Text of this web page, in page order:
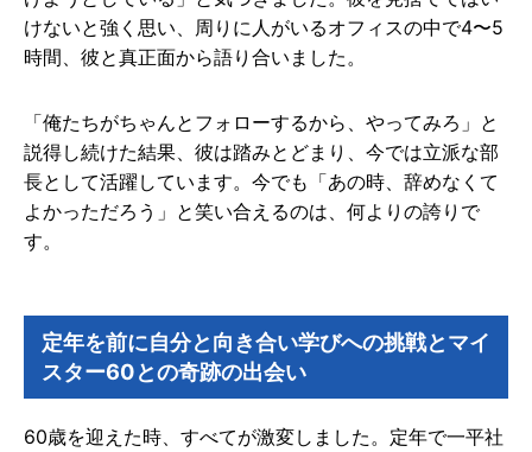
けないと強く思い、周りに人がいるオフィスの中で4〜5
時間、彼と真正面から語り合いました。
「俺たちがちゃんとフォローするから、やってみろ」と
説得し続けた結果、彼は踏みとどまり、今では立派な部
長として活躍しています。今でも「あの時、辞めなくて
よかっただろう」と笑い合えるのは、何よりの誇りで
す。
定年を前に自分と向き合い学びへの挑戦とマイ
スター60との奇跡の出会い
60歳を迎えた時、すべてが激変しました。定年で一平社